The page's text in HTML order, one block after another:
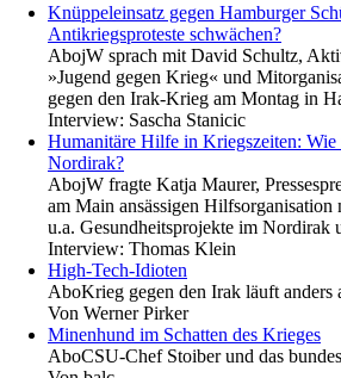
Knüppeleinsatz gegen Hamburger
Antikriegsproteste schwächen?
AbojW sprach mit David Schultz,
»Jugend gegen Krieg« und
gegen den Irak-Krieg am Montag in
Interview: Sascha Stanicic
Humanitäre Hilfe in Kriegszeiten:
Nordirak?
AbojW fragte Katja Maurer,
am Main ansässigen
u.a. Gesundheitsprojekte im Nordirak
Interview: Thomas Klein
High-Tech-Idioten
AboKrieg gegen den Irak läuft anders
Von Werner Pirker
Minenhund im Schatten des Krieges
AboCSU-Chef Stoiber und das